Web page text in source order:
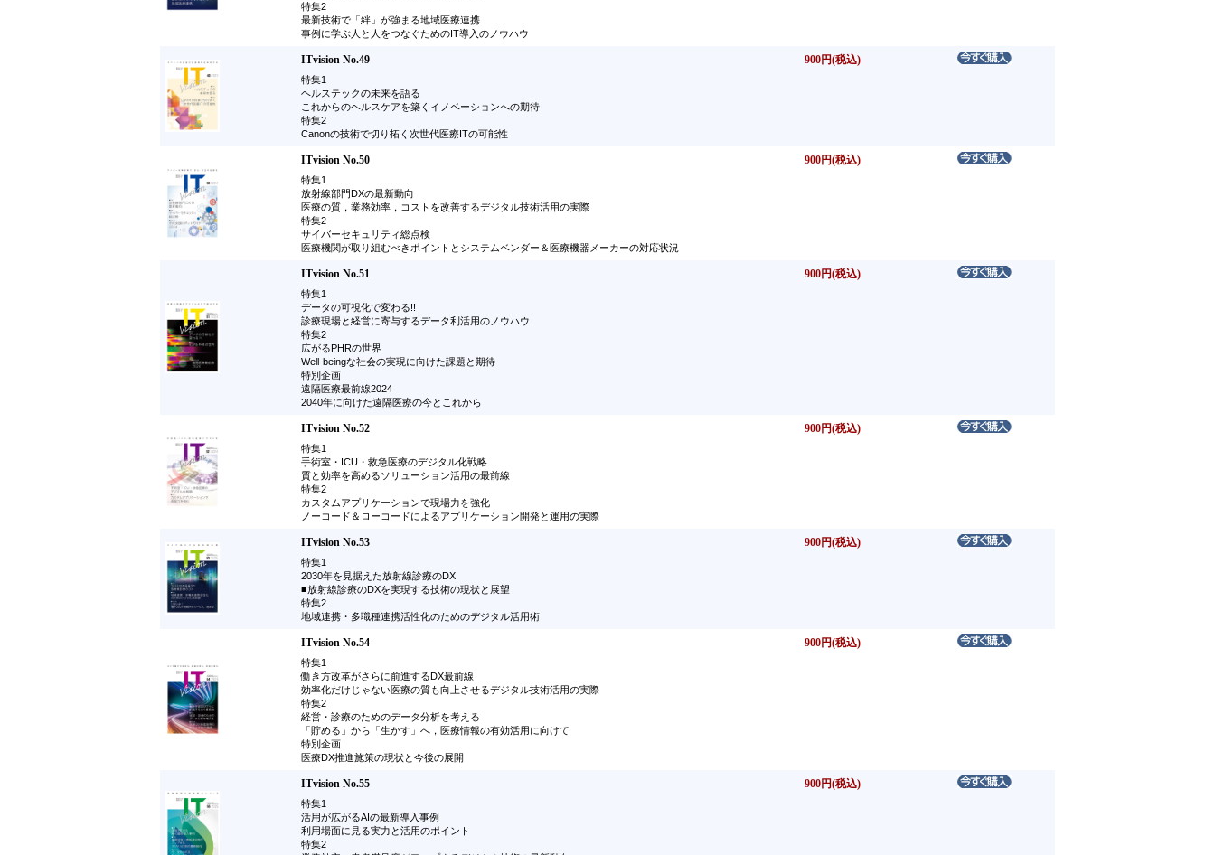
特集2
最新技術で「絆」が強まる地域医療連携
事例に学ぶ人と人をつなぐためのIT導入のノウハウ
ITvision No.49 900円(税込)
特集1
ヘルステックの未来を語る
これからのヘルスケアを築くイノベーションへの期待
特集2
Canonの技術で切り拓く次世代医療ITの可能性
ITvision No.50 900円(税込)
特集1
放射線部門DXの最新動向
医療の質，業務効率，コストを改善するデジタル技術活用の実際
特集2
サイバーセキュリティ総点検
医療機関が取り組むべきポイントとシステムベンダー＆医療機器メーカーの対応状況
ITvision No.51 900円(税込)
特集1
データの可視化で変わる!!
診療現場と経営に寄与するデータ利活用のノウハウ
特集2
広がるPHRの世界
Well-beingな社会の実現に向けた課題と期待
特別企画
遠隔医療最前線2024
2040年に向けた遠隔医療の今とこれから
ITvision No.52 900円(税込)
特集1
手術室・ICU・救急医療のデジタル化戦略
質と効率を高めるソリューション活用の最前線
特集2
カスタムアプリケーションで現場力を強化
ノーコード＆ローコードによるアプリケーション開発と運用の実際
ITvision No.53 900円(税込)
特集1
2030年を見据えた放射線診療のDX
■放射線診療のDXを実現する技術の現状と展望
特集2
地域連携・多職種連携活性化のためのデジタル活用術
ITvision No.54 900円(税込)
特集1
働き方改革がさらに前進するDX最前線
効率化だけじゃない医療の質も向上させるデジタル技術活用の実際
特集2
経営・診療のためのデータ分析を考える
「貯める」から「生かす」へ，医療情報の有効活用に向けて
特別企画
医療DX推進施策の現状と今後の展開
ITvision No.55 900円(税込)
特集1
活用が広がるAIの最新導入事例
利用場面に見る実力と活用のポイント
特集2